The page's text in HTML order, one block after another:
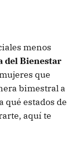
menos
del Bienestar
que
bimestral a
qué estados de
aquí te